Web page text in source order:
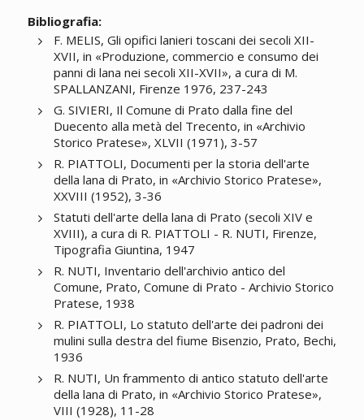
Bibliografia:
F. MELIS, Gli opifici lanieri toscani dei secoli XII-
XVII, in «Produzione, commercio e consumo dei
panni di lana nei secoli XII-XVII», a cura di M.
SPALLANZANI, Firenze 1976, 237-243
G. SIVIERI, Il Comune di Prato dalla fine del
Duecento alla metà del Trecento, in «Archivio
Storico Pratese», XLVII (1971), 3-57
R. PIATTOLI, Documenti per la storia dell'arte
della lana di Prato, in «Archivio Storico Pratese»,
XXVIII (1952), 3-36
Statuti dell'arte della lana di Prato (secoli XIV e
XVIII), a cura di R. PIATTOLI - R. NUTI, Firenze,
Tipografia Giuntina, 1947
R. NUTI, Inventario dell'archivio antico del
Comune, Prato, Comune di Prato - Archivio Storico
Pratese, 1938
R. PIATTOLI, Lo statuto dell'arte dei padroni dei
mulini sulla destra del fiume Bisenzio, Prato, Bechi,
1936
R. NUTI, Un frammento di antico statuto dell'arte
della lana di Prato, in «Archivio Storico Pratese»,
VIII (1928), 11-28